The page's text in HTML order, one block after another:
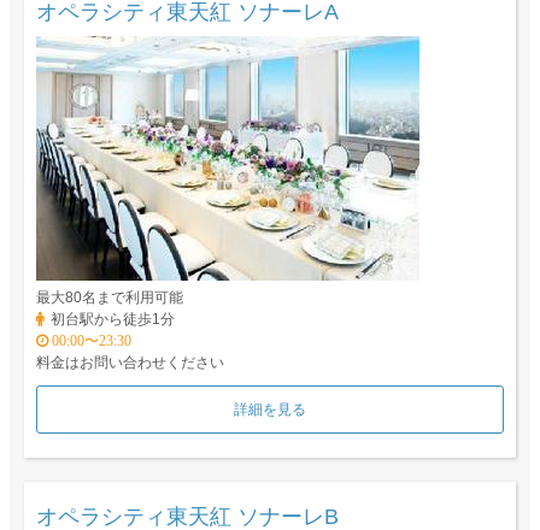
オペラシティ東天紅 ソナーレA
最大80名まで利用可能
初台駅から徒歩1分
00:00〜23:30
料金はお問い合わせください
詳細を見る
オペラシティ東天紅 ソナーレB